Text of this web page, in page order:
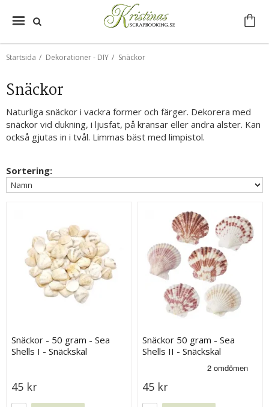
Startsida / Dekorationer - DIY / Snäckor
Snäckor
Naturliga snäckor i vackra former och färger. Dekorera med
snäckor vid dukning, i ljusfat, på kransar eller andra alster. Kan
också gjutas in i tvål. Limmas bäst med limpistol.
Sortering:
Snäckor - 50 gram - Sea
Shells I - Snäckskal
45 kr
Snäckor 50 gram - Sea
Shells II - Snäckskal
45 kr